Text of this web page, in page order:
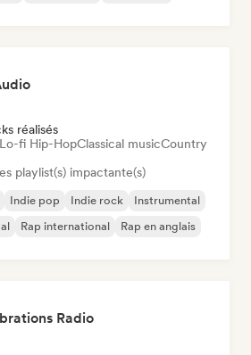
réalisés
fi Hip-HopClassical musicCountry
playlist(s) impactante(s)
Indie pop Indie rock
Instrumental
Rap international Rap en anglais
Radio